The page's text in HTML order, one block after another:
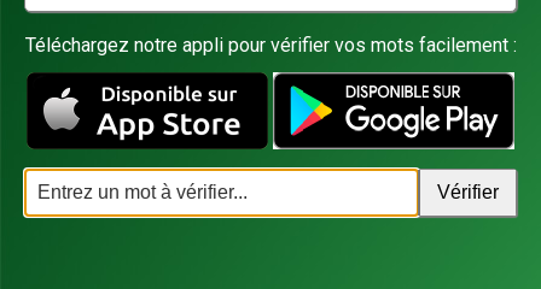
Téléchargez notre appli pour vérifier vos mots facilement :